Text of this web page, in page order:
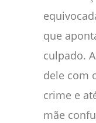
que
culpado.
dele com
crime e
mãe